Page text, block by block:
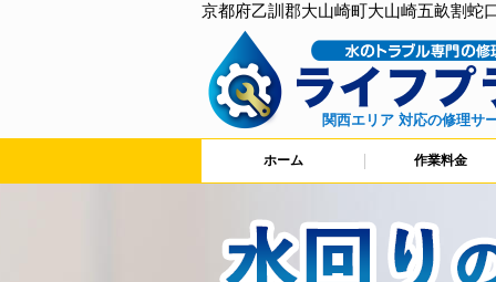
京都府乙訓郡大山崎町大山崎五畝割蛇
関西エリア 対応の修理サ
ホーム 作業料金